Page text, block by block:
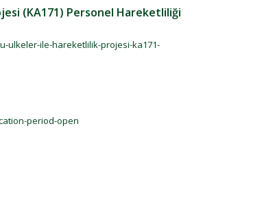
(KA171) Personel Hareketliliği
ulkeler-ile-hareketlilik-projesi-ka171-
period-open